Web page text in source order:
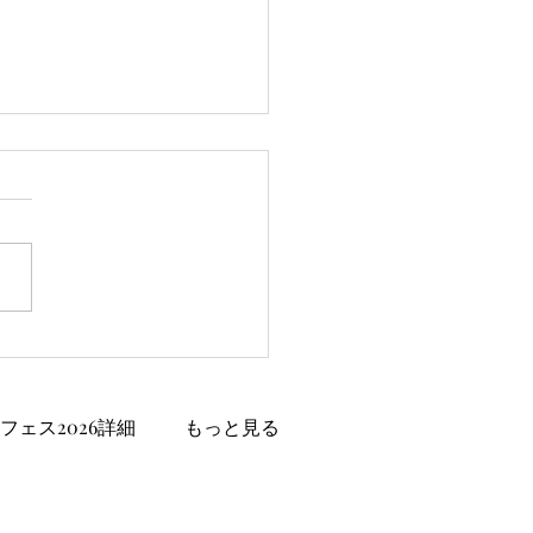
議会3月定例会
ェス2026詳細 もっと見る